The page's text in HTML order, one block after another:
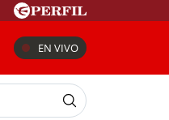
EN VIVO